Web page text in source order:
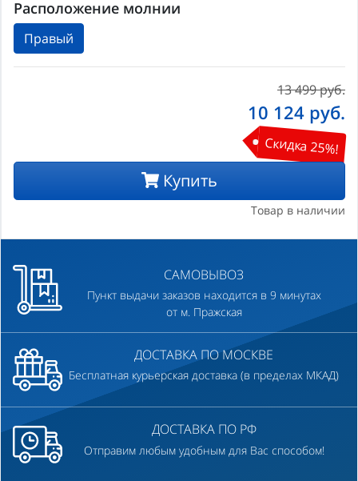
Расположение молнии
Правый
13 499 руб.
10 124 руб.
Скидка 25%!
Купить
Товар в наличии
САМОВЫВОЗ
Пункт выдачи заказов находится в 9 минутах
от м. Пражская
ДОСТАВКА ПО МОСКВЕ
Бесплатная курьерская доставка (в пределах МКАД)
ДОСТАВКА ПО РФ
Отправим любым удобным для Вас способом!